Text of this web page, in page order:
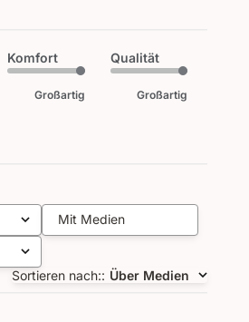
Komfort
Großartig
Qualität
Großartig
Mit Medien
Sortieren nach:: Über Medien